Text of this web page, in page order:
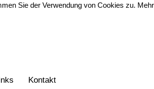
Sie der Verwendung von Cookies zu. Mehr
Kontakt